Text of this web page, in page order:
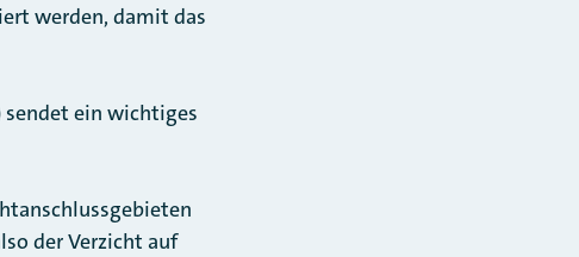
werden, damit das
sendet ein wichtiges
der Verzicht auf